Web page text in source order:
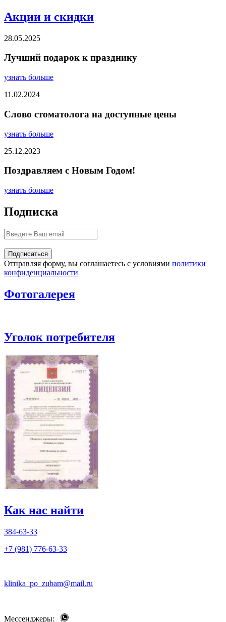
Акции и скидки
28.05.2025
Лучший подарок к празднику
узнать больше
11.02.2024
Слово стоматолога на доступные цены
узнать больше
25.12.2023
Поздравляем с Новым Годом!
узнать больше
Подписка
Отправляя форму, вы соглашаетесь с условиями политики
конфиденциальности
Фотогалерея
Уголок потребителя
Как нас найти
384-63-33
+7 (981) 776-63-33
klinika_po_zubam@mail.ru
Мессенджеры: